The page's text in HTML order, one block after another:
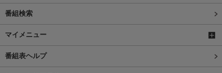
番組検索
マイメニュー
番組表ヘルプ